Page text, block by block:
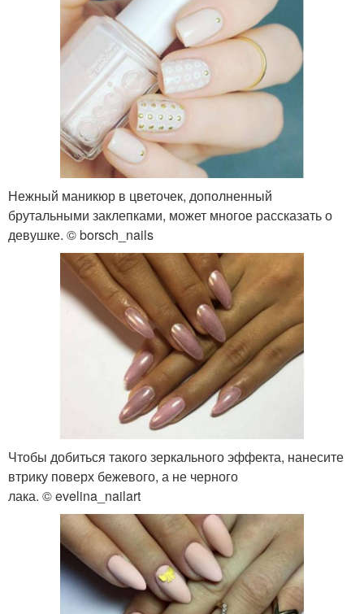
Нежный маникюр в цветочек, дополненный
брутальными заклепками, может многое рассказать о
девушке. © borsch_nails
Чтобы добиться такого зеркального эффекта, нанесите
втрику поверх бежевого, а не черного
лака. © evelina_nailart